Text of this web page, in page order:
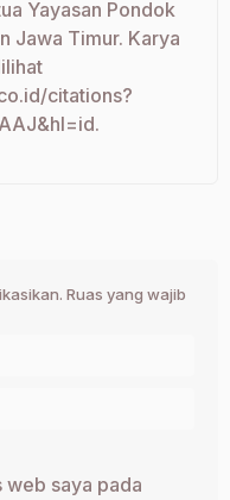
Yayasan Pondok
Jawa Timur. Karya
citations?
Ruas yang wajib
web saya pada